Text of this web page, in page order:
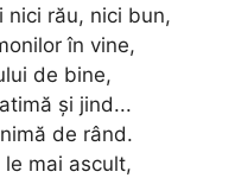
rău, nici bun,
în vine,
de bine,
şi jind...
de rând.
mai ascult,